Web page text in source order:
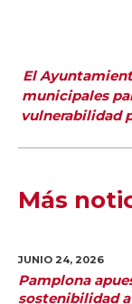
El
municipales
vulnerabilidad
Más
JUNIO 24, 2026
Pamplona
sostenibilidad